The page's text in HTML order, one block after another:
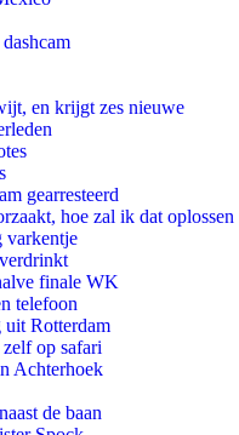
en krijgt zes nieuwe
gearresteerd
hoe zal ik dat oplossen
varkentje
finale WK
telefoon
uit Rotterdam
op safari
Achterhoek
de baan